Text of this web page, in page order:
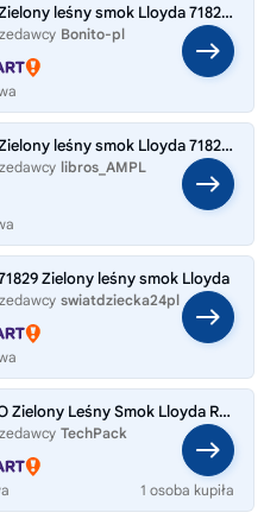
LEGO Ninjago Zielony leśny smok Lloyda 71829 LEGO
Bonito-pl
LEGO Ninjago Zielony leśny smok Lloyda 71829 LEGO na prezent
libros_AMPL
Zielony leśny smok Lloyda
swiatdziecka24pl
LEGO NINJAGO Zielony Leśny Smok Lloyda Ruchomy Smok Lloyd 71829
TechPack
1 osoba kupiła